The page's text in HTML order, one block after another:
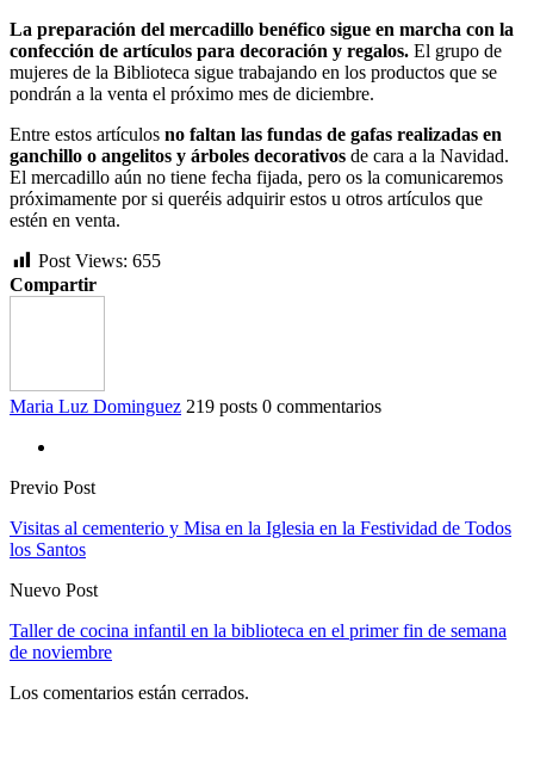
La preparación del mercadillo benéfico sigue en marcha con la
confección de artículos para decoración y regalos. El grupo de
mujeres de la Biblioteca sigue trabajando en los productos que se
pondrán a la venta el próximo mes de diciembre.
Entre estos artículos no faltan las fundas de gafas realizadas en
ganchillo o angelitos y árboles decorativos de cara a la Navidad.
El mercadillo aún no tiene fecha fijada, pero os la comunicaremos
próximamente por si queréis adquirir estos u otros artículos que
estén en venta.
Post Views: 655
Compartir
Maria Luz Dominguez 219 posts 0 commentarios
Previo Post
Visitas al cementerio y Misa en la Iglesia en la Festividad de Todos
los Santos
Nuevo Post
Taller de cocina infantil en la biblioteca en el primer fin de semana
de noviembre
Los comentarios están cerrados.